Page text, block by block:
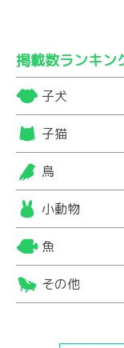
掲載数ランキン
子犬
子猫
鳥
小動物
魚
その他